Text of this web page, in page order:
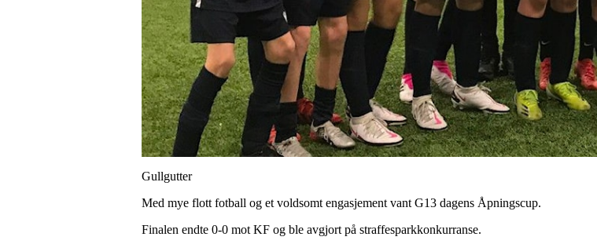
Gullgutter
Med mye flott fotball og et voldsomt engasjement vant G13 dagens Åpningscup.
Finalen endte 0-0 mot KF og ble avgjort på straffesparkkonkurranse.